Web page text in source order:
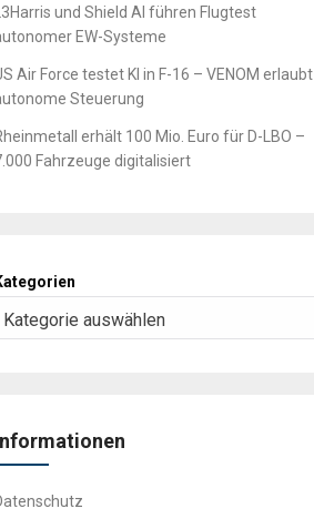
L3Harris und Shield AI führen Flugtest
EW-Systeme
Air Force testet KI in F-16 – VENOM erlaubt
Steuerung
erhält 100 Mio. Euro für D-LBO –
Fahrzeuge digitalisiert